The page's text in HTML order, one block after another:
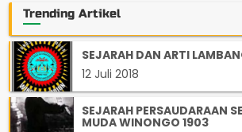
Trending Artikel
SEJARAH DAN ARTI
12 Juli 2018
SEJARAH PERSAUDARAAN
MUDA WINONGO 1903